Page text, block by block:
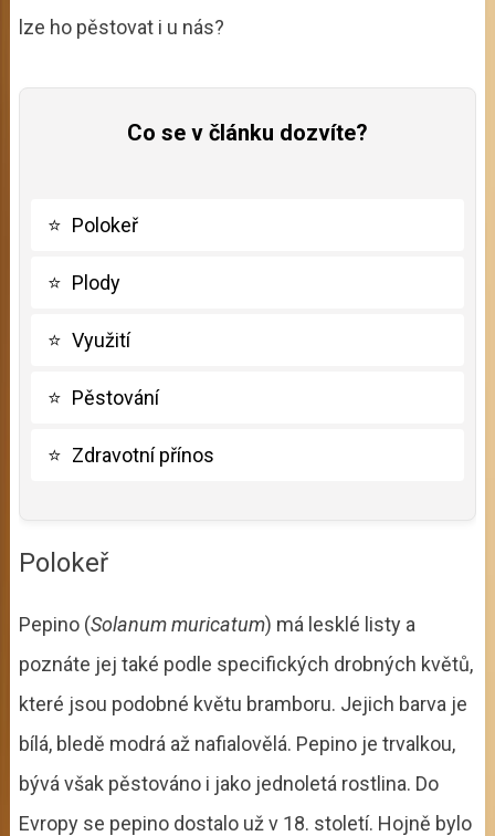
lze ho pěstovat i u nás?
Co se v článku dozvíte?
⭐ Polokeř
⭐ Plody
⭐ Využití
⭐ Pěstování
⭐ Zdravotní přínos
Polokeř
Pepino (Solanum muricatum) má lesklé listy a
poznáte jej také podle specifických drobných květů,
které jsou podobné květu bramboru. Jejich barva je
bílá, bledě modrá až nafialovělá. Pepino je trvalkou,
bývá však pěstováno i jako jednoletá rostlina. Do
Evropy se pepino dostalo už v 18. století. Hojně bylo